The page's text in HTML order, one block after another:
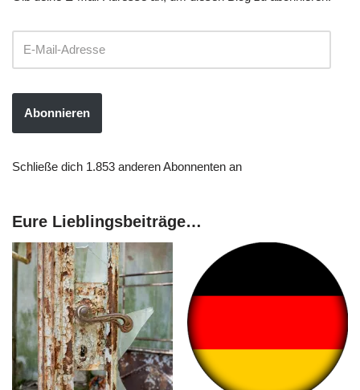
Abonnieren
Schließe dich 1.853 anderen Abonnenten an
Eure Lieblingsbeiträge…